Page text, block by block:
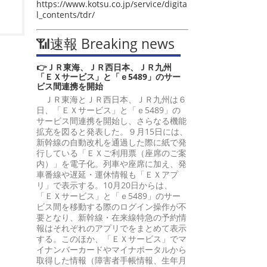
https://www.kotsu.co.jp/service/digita
l_contents/tdr/
📶速報 Breaking news
👉ＪＲ東海、ＪＲ西日本、ＪＲ九州
「ＥＸサービス」と「ｅ5489」のサー
ビス間連携を開始
ＪＲ東海とＪＲ西日本、ＪＲ九州は６
日、「ＥＸサービス」と「ｅ5489」の
サービス間連携を開始し、さらなる機能
拡充を図ると発表した。９月15日には、
新幹線の自動改札を通過した際に紙で発
行している「ＥＸご利用票（座席のご案
内）」を電子化。列車や座席に加え、発
車番線や遅延・運休情報も「ＥＸアプ
リ」で表示する。10月20日からは、
「ＥＸサービス」と「ｅ5489」のサー
ビス間を移動する際のログイン操作が不
要となり、新幹線・在来線特急の予約情
報はそれぞれのアプリでをまとめて表示
する。このほか、「ＥＸサービス」でマ
イナンバーカードやマイナポータルから
取得した情報（障害者手帳情報、生年月